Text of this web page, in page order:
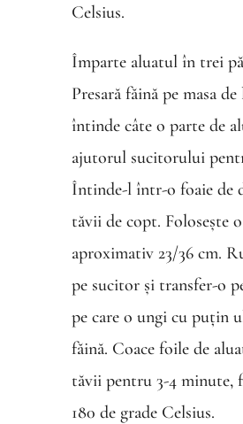
Celsius.
Împarte aluatul în trei
Presară făină pe masa
întinde câte o parte de
ajutorul sucitorului
Întinde-l într-o foaie de
tăvii de copt. Folosește
aproximativ 23/36 cm.
pe sucitor și transfer-o
pe care o ungi cu puțin
făină. Coace foile de
tăvii pentru 3-4 minute,
180 de grade Celsius.